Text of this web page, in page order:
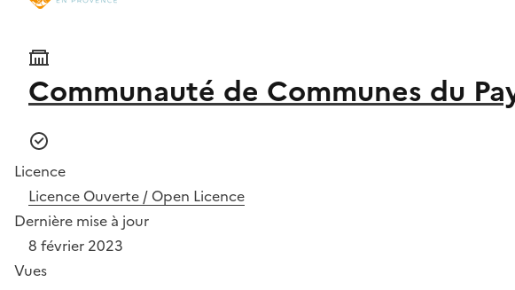
Communauté de Communes du
Licence
Licence Ouverte / Open Licence
Dernière mise à jour
8 février 2023
Vues